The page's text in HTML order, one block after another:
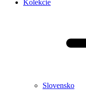
Kolekcie
Slovensko